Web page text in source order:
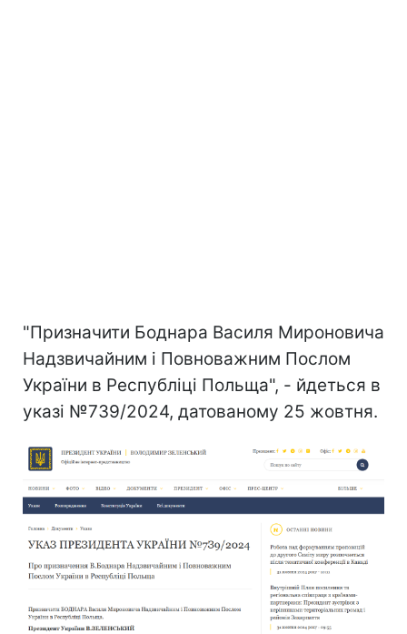
"Призначити Боднара Василя Мироновича
Надзвичайним і Повноважним Послом
України в Республіці Польща", - йдеться в
указі №7З9/2024, датованому 25 жовтня.